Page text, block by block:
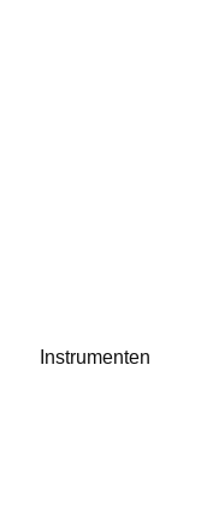
Instrumenten